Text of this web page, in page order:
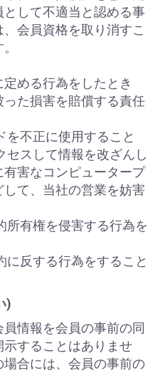
して不適当と認める事
会員資格を取り消すこ
める行為をしたとき
た損害を賠償する責任
を不正に使用すること
セスして情報を改ざんし
害なコンピュータープ
て、当社の営業を妨害
所有権を侵害する行為を
に反する行為をすること
)
情報を会員の事前の同
することはありませ
合には、会員の事前の